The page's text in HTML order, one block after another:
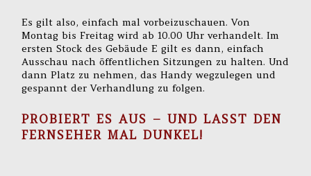
Es gilt also, einfach mal vorbeizuschauen. Von
Montag bis Freitag wird ab 10.00 Uhr verhandelt. Im
ersten Stock des Gebäude E gilt es dann, einfach
Ausschau nach öffentlichen Sitzungen zu halten. Und
dann Platz zu nehmen, das Handy wegzulegen und
gespannt der Verhandlung zu folgen.
PROBIERT ES AUS – UND LASST DEN
FERNSEHER MAL DUNKEL!